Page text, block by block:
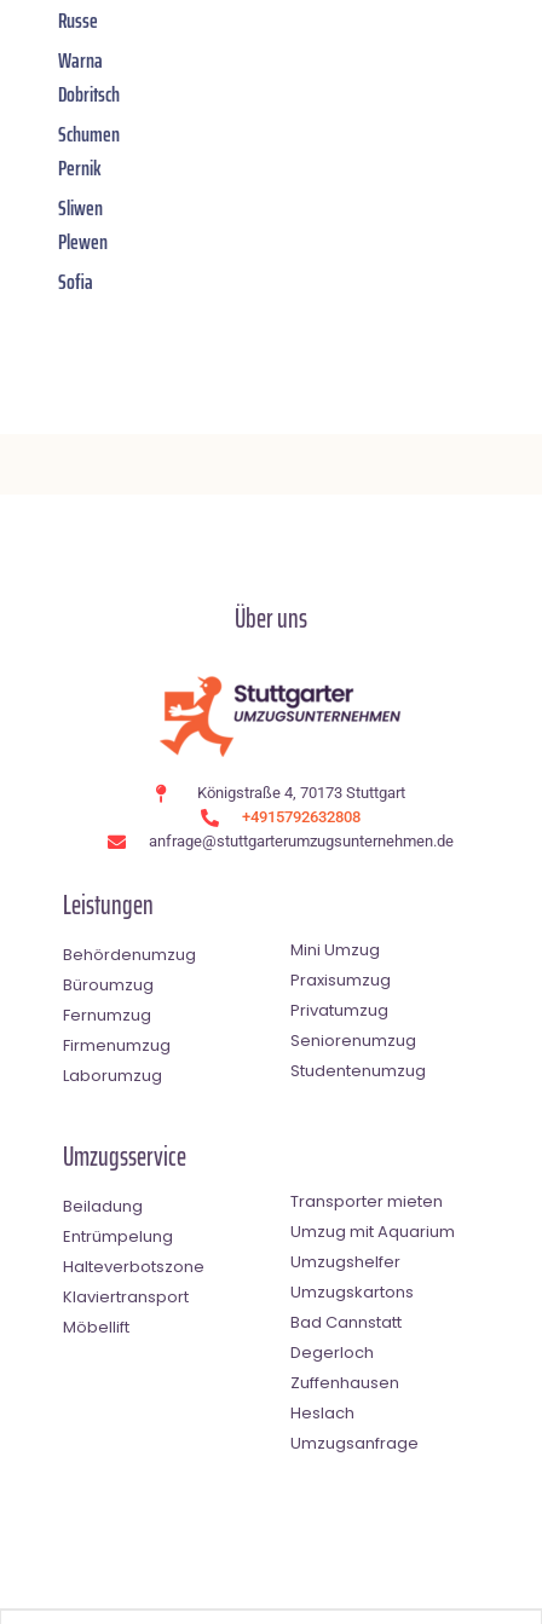
Russe
Warna
Dobritsch
Schumen
Pernik
Sliwen
Plewen
Sofia
Über uns
Königstraße 4, 70173 Stuttgart
+4915792632808
anfrage@stuttgarterumzugsunternehmen.de
Leistungen
Behördenumzug
Büroumzug
Fernumzug
Firmenumzug
Laborumzug
Mini Umzug
Praxisumzug
Privatumzug
Seniorenumzug
Studentenumzug
Umzugsservice
Beiladung
Entrümpelung
Halteverbotszone
Klaviertransport
Möbellift
Transporter mieten
Umzug mit Aquarium
Umzugshelfer
Umzugskartons
Bad Cannstatt
Degerloch
Zuffenhausen
Heslach
Umzugsanfrage